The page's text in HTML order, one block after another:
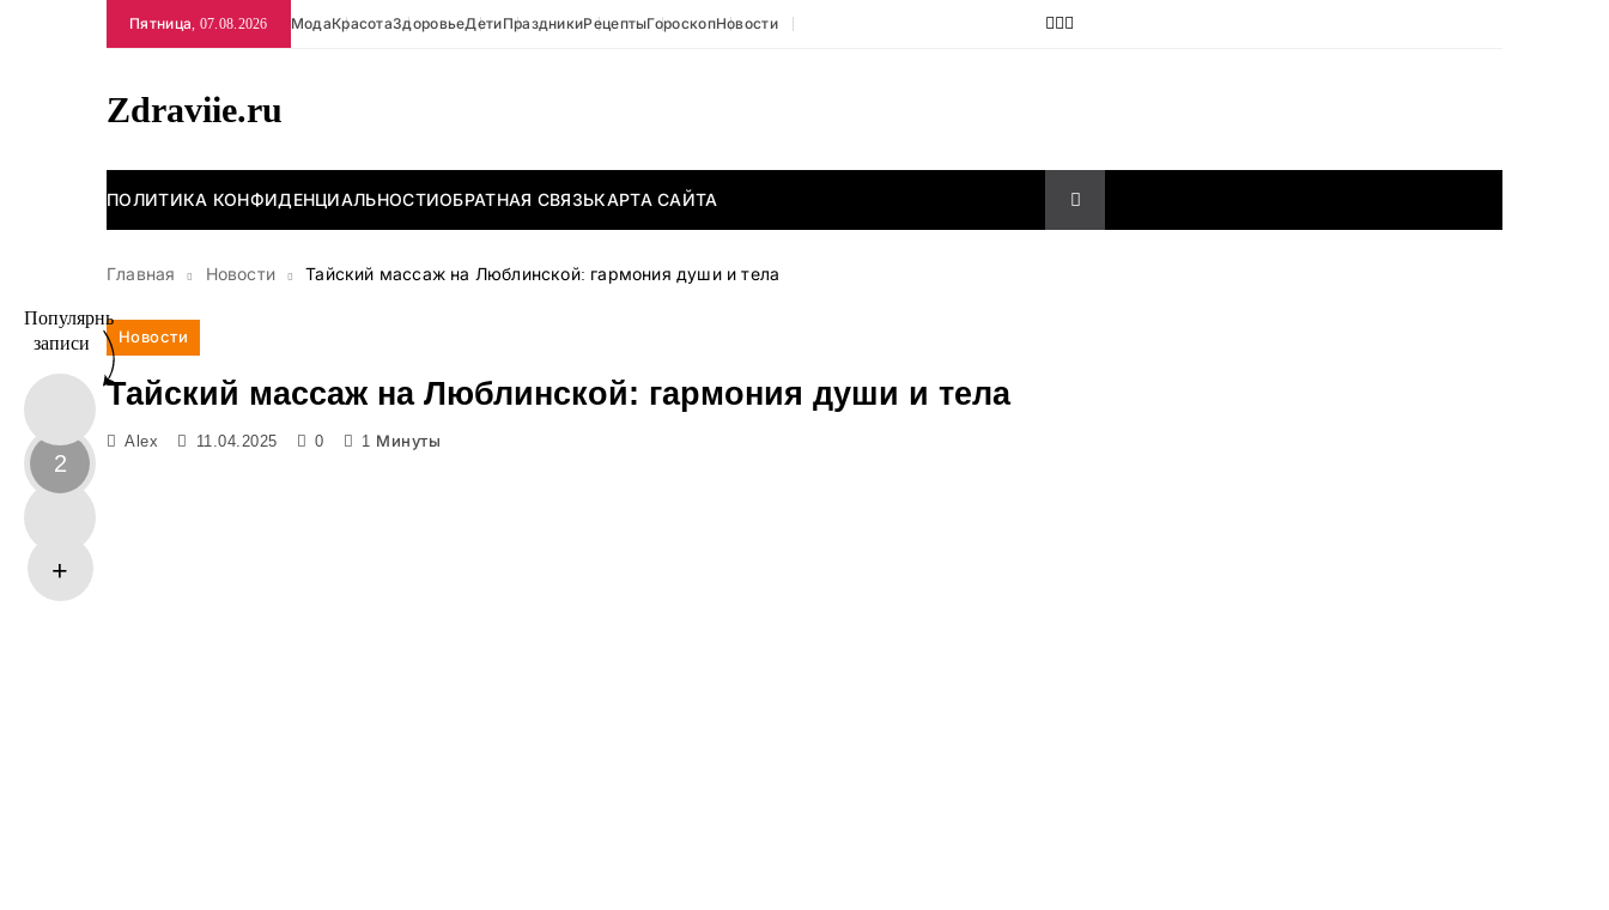
Пятница, 07.08.2026 МодаКрасотаЗдоровьеДетиПраздникиРецептыГороскопНовости
Zdraviie.ru
ПОЛИТИКА КОНФИДЕНЦИАЛЬНОСТИОБРАТНАЯ СВЯЗЬКАРТА САЙТА
Главная Новости Тайский массаж на Люблинской: гармония души и тела
Популярные
записи
2
Новости
Тайский массаж на Люблинской: гармония души и тела
Alex 11.04.2025 0 1 Минуты